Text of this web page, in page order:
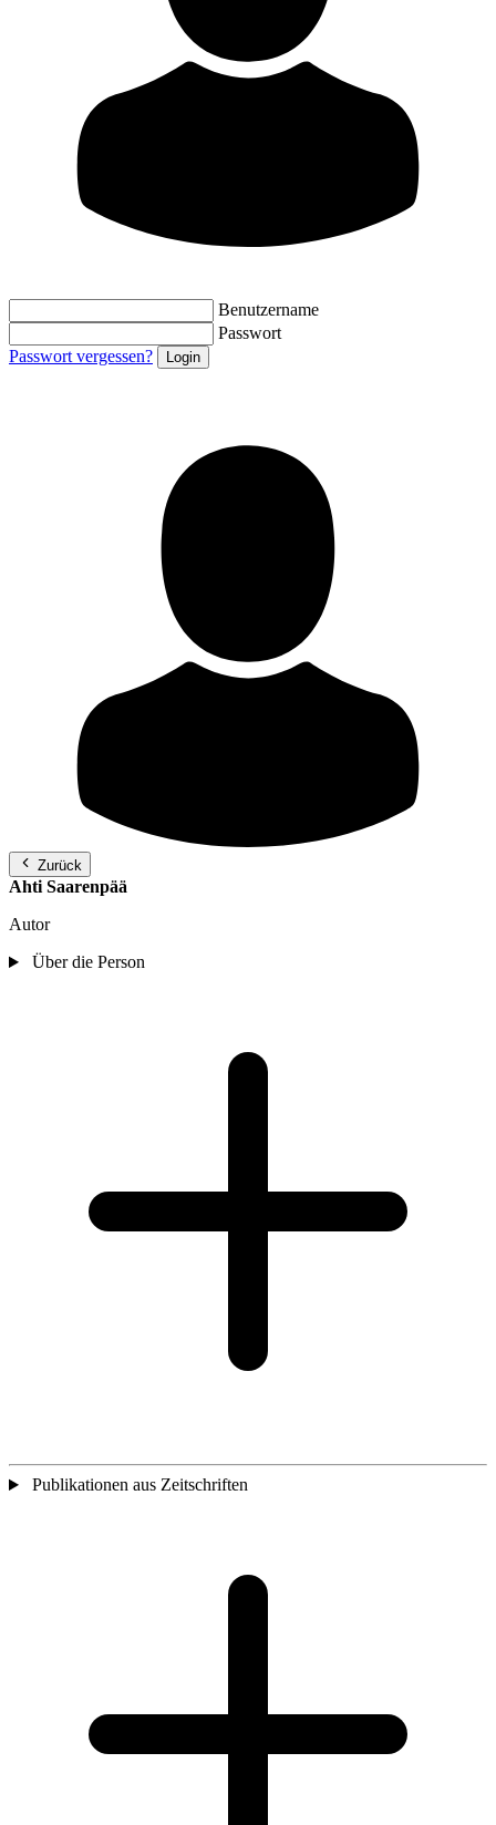
Benutzername
Passwort
Passwort vergessen?
Zurück
Ahti Saarenpää
Autor
Über die Person
Publikationen aus Zeitschriften